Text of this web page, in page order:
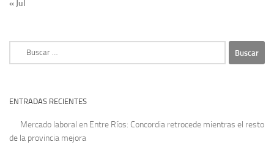
« Jul
ENTRADAS RECIENTES
Mercado laboral en Entre Ríos: Concordia retrocede mientras el resto
de la provincia mejora